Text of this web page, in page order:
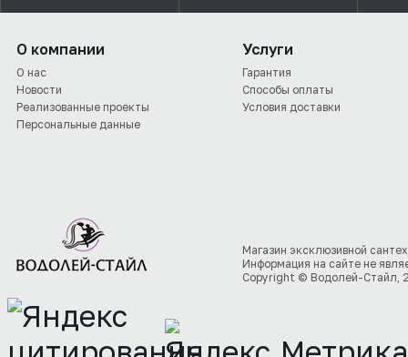
О компании
О нас
Новости
Реализованные проекты
Персональные данные
Услуги
Гарантия
Способы оплаты
Условия доставки
Магазин эксклюзивной
Информация на сайте не
Copyright © Водолей-Стайл,